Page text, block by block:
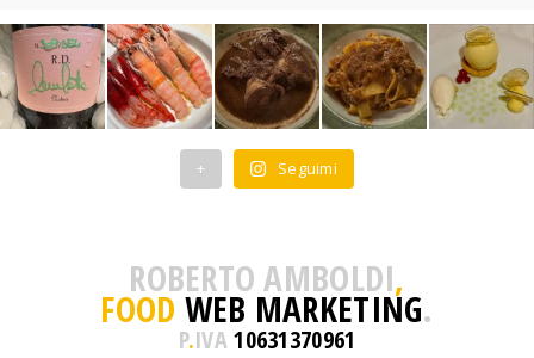
+ Seguimi
ROBERTO AMBOLDI,
FOOD WEB MARKETING.
P.IVA10631370961